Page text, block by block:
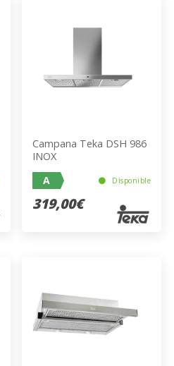
Campana Teka DSH 986
INOX
A
Disponible
319,00€